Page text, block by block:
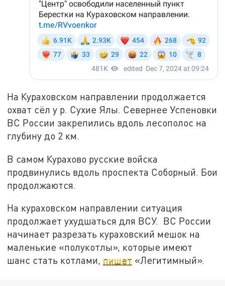
На Кураховском направлении продолжается
охват сёл у р. Сухие Ялы. Севернее Успеновки
ВС России закрепились вдоль лесополос на
глубину до 2 км.
В самом Курахово русские войска
продвинулись вдоль проспекта Соборный. Бои
продолжаются.
На кураховском направлении ситуация
продолжает ухудшаться для ВСУ. ВС России
начинает разрезать кураховский мешок на
маленькие «полукотлы», которые имеют
шанс стать котлами, пишет «Легитимный».